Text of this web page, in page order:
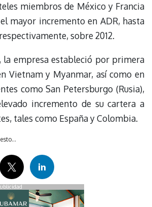
miembros de México y Francia
mayor incremento en ADR, hasta
sobre 2012.
la empresa estableció por primera
Vietnam y Myanmar, así como en
como San Petersburgo (Rusia),
incremento de su cartera a
tales como España y Colombia.